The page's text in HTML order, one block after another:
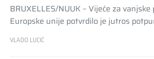
BRUXELLES/NUUK – Vijeće za vanjske
Europske unije potvrdilo je jutros
VLADO LUCIĆ